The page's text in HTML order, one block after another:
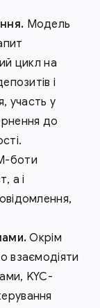
Модель
цикл на
і
участь у
до
боти
а і
Окрім
взаємодіяти
KYC-